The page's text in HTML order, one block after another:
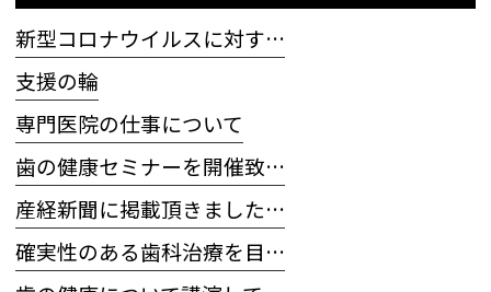
新型コロナウイルスに対す…
支援の輪
専門医院の仕事について
歯の健康セミナーを開催致…
産経新聞に掲載頂きました…
確実性のある歯科治療を目…